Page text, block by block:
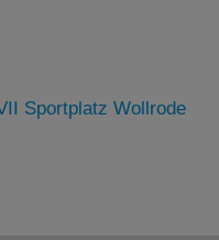
Sportplatz Wollrode